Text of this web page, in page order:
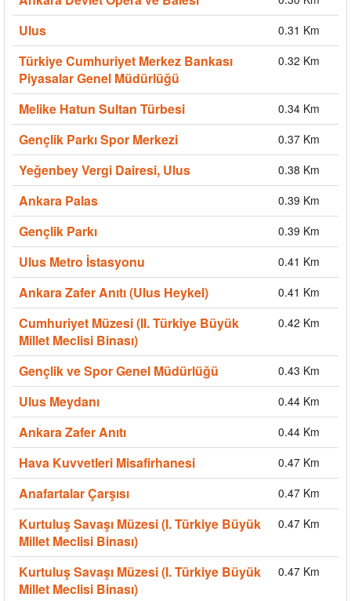
Ulus 0.31 Km
Türkiye Cumhuriyet Merkez Bankası
Piyasalar Genel Müdürlüğü
0.32 Km
Melike Hatun Sultan Türbesi 0.34 Km
Gençlik Parkı Spor Merkezi 0.37 Km
Yeğenbey Vergi Dairesi, Ulus 0.38 Km
Ankara Palas 0.39 Km
Gençlik Parkı 0.39 Km
Ulus Metro İstasyonu 0.41 Km
Ankara Zafer Anıtı (Ulus Heykel) 0.41 Km
Cumhuriyet Müzesi (II. Türkiye Büyük
Millet Meclisi Binası)
0.42 Km
Gençlik ve Spor Genel Müdürlüğü 0.43 Km
Ulus Meydanı 0.44 Km
Ankara Zafer Anıtı 0.44 Km
Hava Kuvvetleri Misafirhanesi 0.47 Km
Anafartalar Çarşısı 0.47 Km
Kurtuluş Savaşı Müzesi (I. Türkiye Büyük
Millet Meclisi Binası)
0.47 Km
Kurtuluş Savaşı Müzesi (I. Türkiye Büyük
Millet Meclisi Binası)
0.47 Km